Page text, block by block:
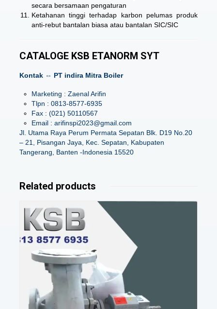
secara bersamaan pengaturan
Ketahanan tinggi terhadap karbon pelumas produk
anti-rebut bantalan biasa atau bantalan SIC/SIC
CATALOGE KSB ETANORM SYT
Kontak ⇔ PT indira Mitra Boiler
Marketing : Zaenal Arifin
Tlpn : 0813-8577-6935
Fax : (021) 50110567
Email : arifinspi2023@gmail.com
Jl. Utama Raya Perum Permata Sepatan Blk. D19 No.20
– 21, Pisangan Jaya, Kec. Sepatan, Kabupaten
Tangerang, Banten -Indonesia 15520
Related products